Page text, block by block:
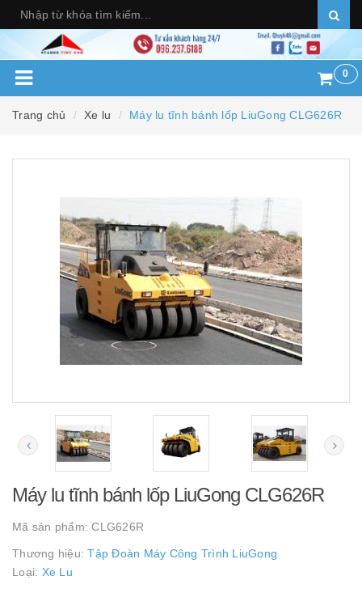
0
Trang chủ Xe lu Máy lu tĩnh bánh lốp LiuGong CLG626R
Máy lu tĩnh bánh lốp LiuGong CLG626R
Mã sản phẩm:CLG626R
Thương hiệu:Tập Đoàn Máy Công Trình LiuGong
Loại: Xe Lu